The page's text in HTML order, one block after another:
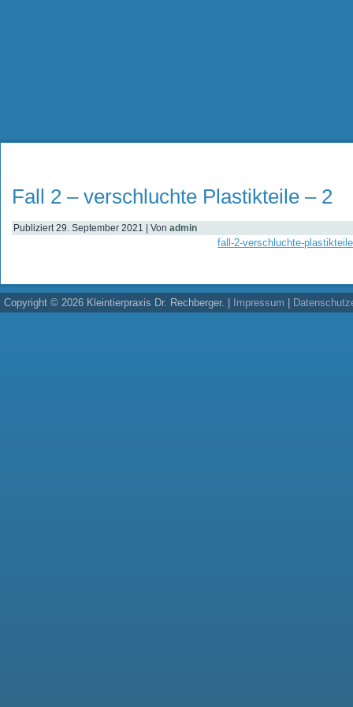
Fall 2 – verschluchte Plastikteile – 2
Publiziert 29. September 2021 Von admin
fall-2-verschluchte-
Copyright © 2026 Kleintierpraxis Dr. Rechberger. | Impressum